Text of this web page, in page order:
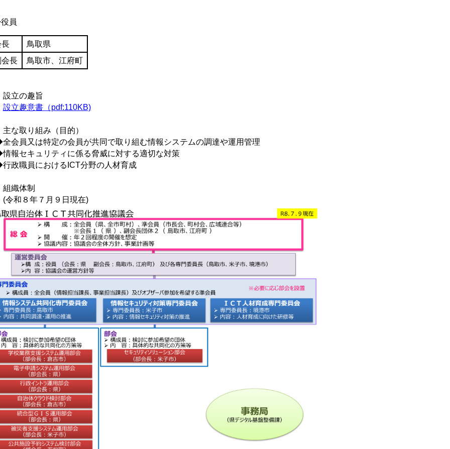
員
長
鳥取県
会長
鳥取市、江府町
設立の趣旨
設立趣意書（pdf:110KB)
主な取り組み（目的）
会員又は特定の会員が共同で取り組む情報システムの調達や運用管理
報セキュリティに係る脅威に対する適切な対策
政職員におけるICT分野の人材育成
組織体制
和８年７月９日現在)